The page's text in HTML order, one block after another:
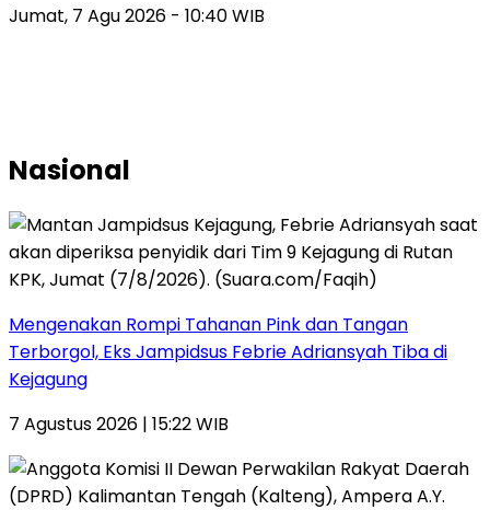
Jumat, 7 Agu 2026 - 10:40 WIB
Nasional
Mengenakan Rompi Tahanan Pink dan Tangan
Terborgol, Eks Jampidsus Febrie Adriansyah Tiba di
Kejagung
7 Agustus 2026 | 15:22 WIB